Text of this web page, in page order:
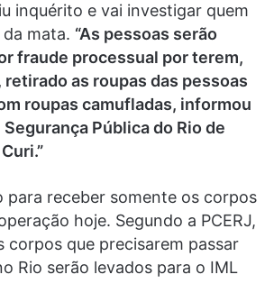
inquérito e vai investigar quem
mata. “As pessoas serão
fraude processual por terem,
as roupas das pessoas
roupas camufladas, informou
Pública do Rio de
para receber somente os corpos
hoje. Segundo a PCERJ,
corpos que precisarem passar
Rio serão levados para o IML